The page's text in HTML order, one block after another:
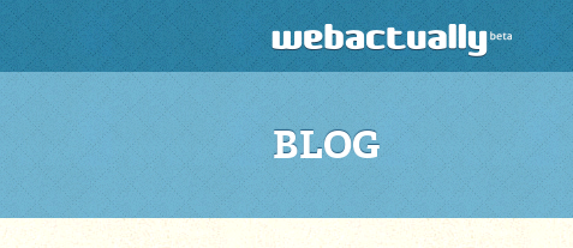
BLOG